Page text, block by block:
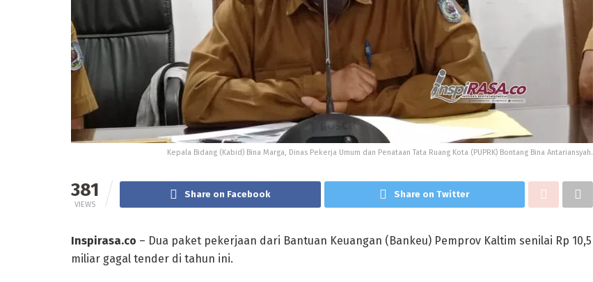
Kepala Bidang (Kabid) Bina Marga, Dinas Pekerja Umum dan Penataan Tata Ruang Kota (PUPRK) Bontang Bina Antariansyah.
381
VIEWS
Share on Facebook Share on Twitter
Inspirasa.co – Dua paket pekerjaan dari Bantuan Keuangan (Bankeu) Pemprov Kaltim senilai Rp 10,5
miliar gagal tender di tahun ini.